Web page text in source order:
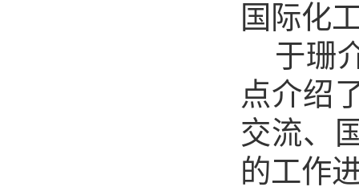
国际化
于珊
点介绍
交流、
的工作